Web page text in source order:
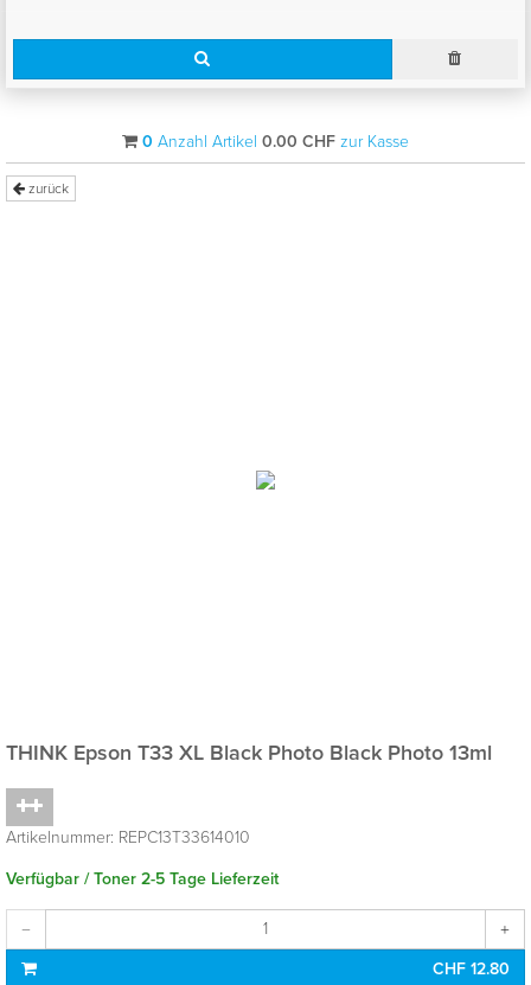
0 Anzahl Artikel 0.00 CHF zur Kasse
zurück
THINK Epson T33 XL Black Photo Black Photo 13ml
Artikelnummer: REPC13T33614010
Verfügbar / Toner 2-5 Tage Lieferzeit
CHF 12.80